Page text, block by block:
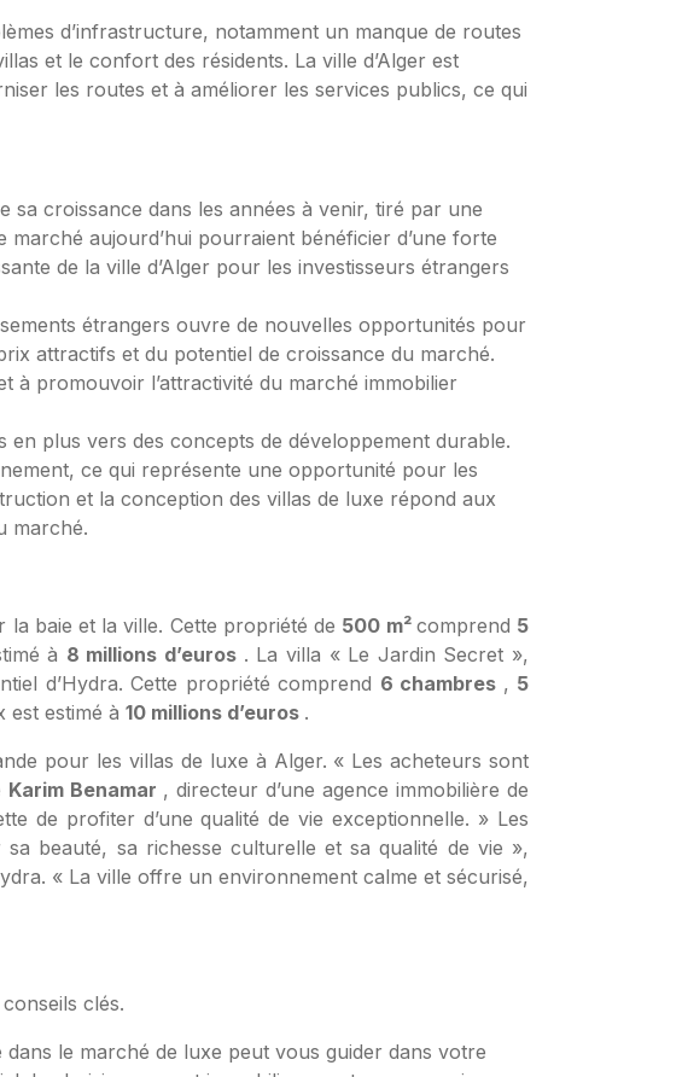
d’infrastructure, notamment un manque de routes
et le confort des résidents. La ville d’Alger est
les routes et à améliorer les services publics, ce qui
croissance dans les années à venir, tiré par une
marché aujourd’hui pourraient bénéficier d’une forte
de la ville d’Alger pour les investisseurs étrangers
étrangers ouvre de nouvelles opportunités pour
attractifs et du potentiel de croissance du marché.
à promouvoir l’attractivité du marché immobilier
en plus vers des concepts de développement durable.
ce qui représente une opportunité pour les
et la conception des villas de luxe répond aux
marché.
la baie et la ville. Cette propriété de 500 m² comprend 5
à 8 millions d’euros . La villa « Le Jardin Secret »,
d’Hydra. Cette propriété comprend 6 chambres , 5
est estimé à 10 millions d’euros .
pour les villas de luxe à Alger. « Les acheteurs sont
Karim Benamar , directeur d’une agence immobilière de
de profiter d’une qualité de vie exceptionnelle. » Les
beauté, sa richesse culturelle et sa qualité de vie »,
« La ville offre un environnement calme et sécurisé,
clés.
le marché de luxe peut vous guider dans votre